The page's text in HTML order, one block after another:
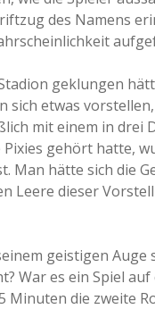
des Namens
geklungen
etwas
mit einem in drei
gehört hatte,
Man hätte sich die
Leere dieser
geistigen Auge
War es ein Spiel
die zweite